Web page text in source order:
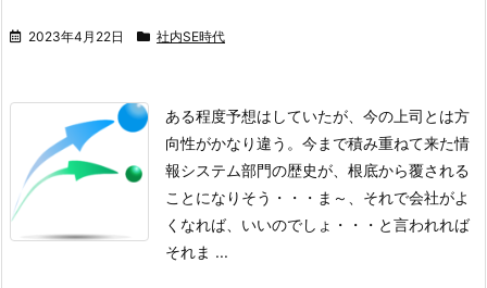
2023年4月22日 社内SE時代
ある程度予想はしていたが、今の上司とは方
向性がかなり違う。 今まで積み重ねて来た情
報システム部門の歴史が、根底から覆される
ことになりそう・・・ ま～、それで会社がよ
くなれば、いいのでしょ・・・と言われれば
それま ...